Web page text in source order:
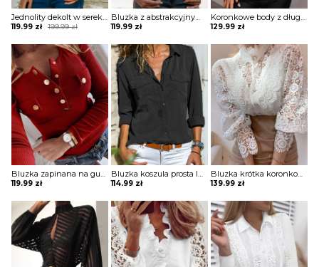
Jednolity dekolt w serek bez rękawów casual tops bluzka Porsha
199.99zł
Original
was:
199.99 zł.
119.99 zł
Current
is:
119.99 zł.
Bluzka z abstrakcyjnym nadrukiem na suwak Kim
119.99 zł
Koronkowe body z długimi rękawami Shasta
129.99 zł
Bluzka zapinana na guziki z długim rękawem Dimitrijka
119.99 zł
Bluzka koszula prosta luźna na guziki kołnierz długi prosty rękaw mankiet kieszenie Veva
114.99 zł
Bluzka krótka koronkowa bez dekoltu na guziki golf długie bufiaste prześwitujące koronkowe rękawy Clair
139.99 zł